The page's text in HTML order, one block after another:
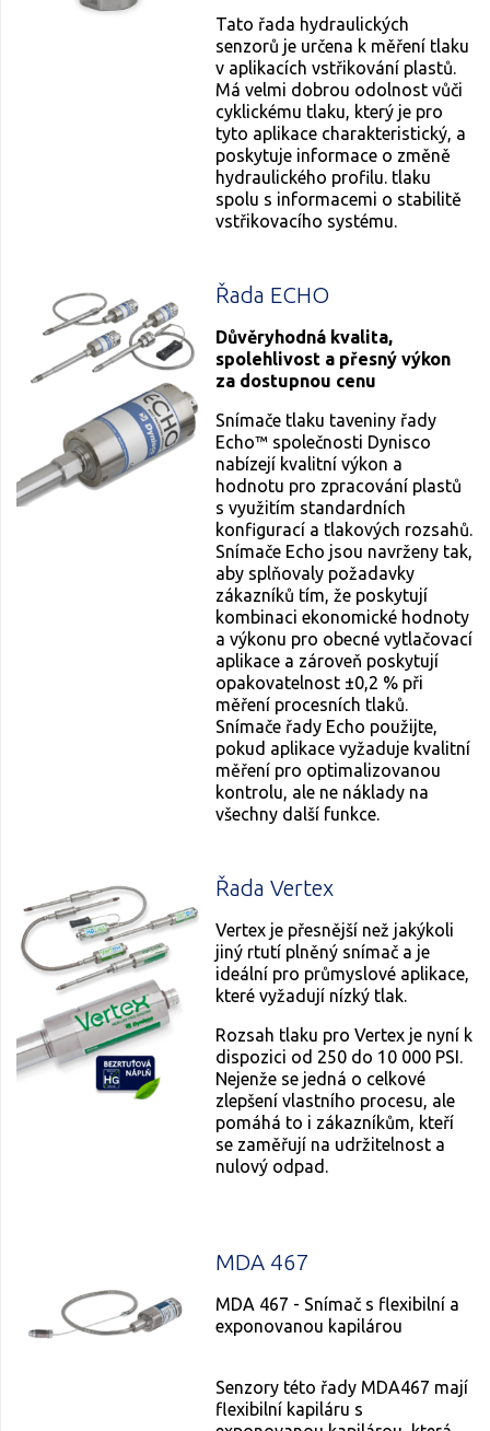
Tato řada hydraulických
senzorů je určena k měření tlaku
v aplikacích vstřikování plastů.
Má velmi dobrou odolnost vůči
cyklickému tlaku, který je pro
tyto aplikace charakteristický, a
poskytuje informace o změně
hydraulického profilu. tlaku
spolu s informacemi o stabilitě
vstřikovacího systému.
Řada ECHO
Důvěryhodná kvalita,
spolehlivost a přesný výkon
za dostupnou cenu
Snímače tlaku taveniny řady
Echo™ společnosti Dynisco
nabízejí kvalitní výkon a
hodnotu pro zpracování plastů
s využitím standardních
konfigurací a tlakových rozsahů.
Snímače Echo jsou navrženy tak,
aby splňovaly požadavky
zákazníků tím, že poskytují
kombinaci ekonomické hodnoty
a výkonu pro obecné vytlačovací
aplikace a zároveň poskytují
opakovatelnost ±0,2 % při
měření procesních tlaků.
Snímače řady Echo použijte,
pokud aplikace vyžaduje kvalitní
měření pro optimalizovanou
kontrolu, ale ne náklady na
všechny další funkce.
Řada Vertex
Vertex je přesnější než jakýkoli
jiný rtutí plněný snímač a je
ideální pro průmyslové aplikace,
které vyžadují nízký tlak.
Rozsah tlaku pro Vertex je nyní k
dispozici od 250 do 10 000 PSI.
Nejenže se jedná o celkové
zlepšení vlastního procesu, ale
pomáhá to i zákazníkům, kteří
se zaměřují na udržitelnost a
nulový odpad.
MDA 467
MDA 467 - Snímač s flexibilní a
exponovanou kapilárou
Senzory této řady MDA467 mají
flexibilní kapiláru s